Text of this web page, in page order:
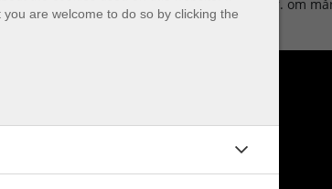
omkring 300 kr., hvilket svarere til 25 kr. om
are welcome to do so by clicking the